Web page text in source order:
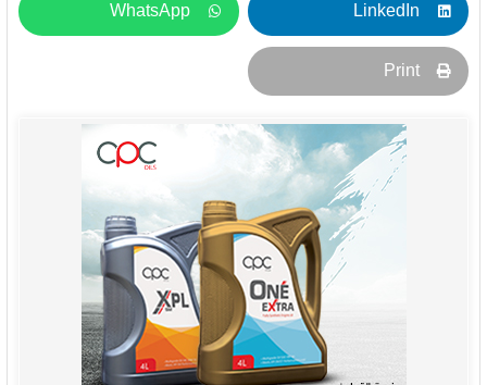
LinkedIn
WhatsApp
Print